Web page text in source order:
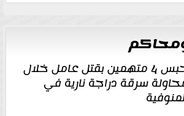
حبس 4 متهمين بقتل عامل خلال
سرقة دراجة نارية في